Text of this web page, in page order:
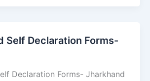
Self Declaration Forms-
Declaration Forms- Jharkhand